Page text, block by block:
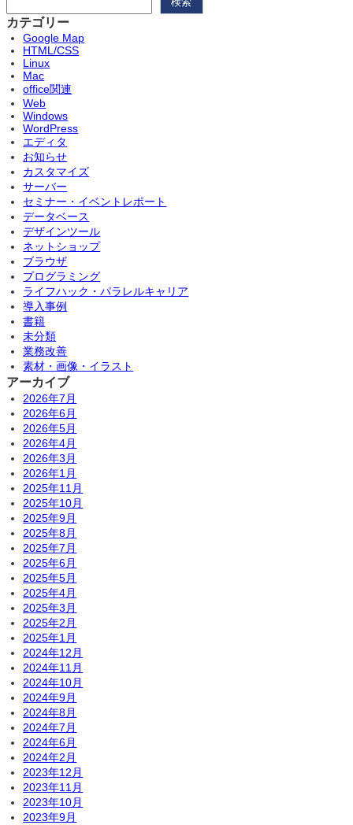
カテゴリー
Google Map
HTML/CSS
Linux
Mac
office関連
Web
Windows
WordPress
エディタ
お知らせ
カスタマイズ
サーバー
セミナー・イベントレポート
データベース
デザインツール
ネットショップ
ブラウザ
プログラミング
ライフハック・パラレルキャリア
導入事例
書籍
未分類
業務改善
素材・画像・イラスト
アーカイブ
2026年7月
2026年6月
2026年5月
2026年4月
2026年3月
2026年1月
2025年11月
2025年10月
2025年9月
2025年8月
2025年7月
2025年6月
2025年5月
2025年4月
2025年3月
2025年2月
2025年1月
2024年12月
2024年11月
2024年10月
2024年9月
2024年8月
2024年7月
2024年6月
2024年2月
2023年12月
2023年11月
2023年10月
2023年9月